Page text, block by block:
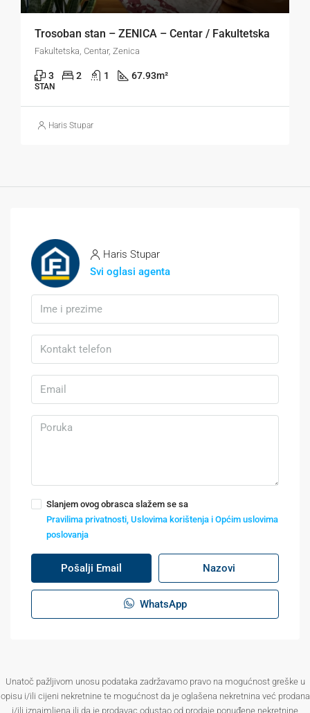
Trosoban stan – ZENICA – Centar / Fakultetska
Fakultetska, Centar, Zenica
3 2 1 67.93m²
STAN
Haris Stupar
Haris Stupar
Svi oglasi agenta
Slanjem ovog obrasca slažem se sa
Pravilima privatnosti, Uslovima korištenja i Općim uslovima
poslovanja
Pošalji Email Nazovi
WhatsApp
Unatoč pažljivom unosu podataka zadržavamo pravo na mogućnost greške u
opisu i/ili cijeni nekretnine te mogućnost da je oglašena nekretnina već prodana
i/ili iznajmljena ili da je prodavac odustao od prodaje ponuđene nekretnine